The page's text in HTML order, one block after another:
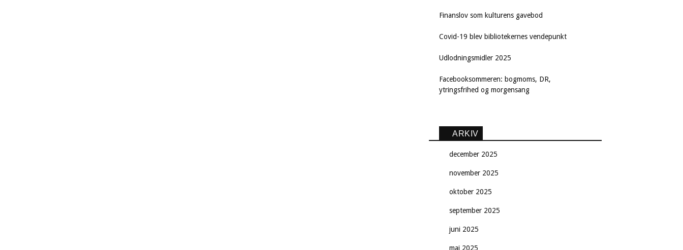
Finanslov som kulturens gavebod
Covid-19 blev bibliotekernes vendepunkt
Udlodningsmidler 2025
Facebooksommeren: bogmoms, DR,
ytringsfrihed og morgensang
ARKIV
december 2025
november 2025
oktober 2025
september 2025
juni 2025
maj 2025